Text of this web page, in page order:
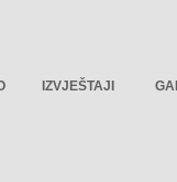
IZVJEŠTAJI